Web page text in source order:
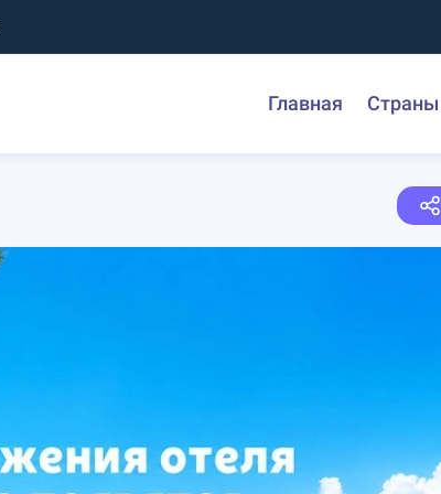
Главная Страны